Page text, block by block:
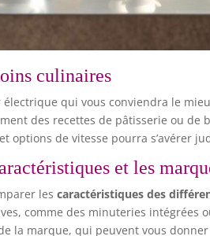
culinaires
qui vous conviendra le
des recettes de pâtisserie ou
options de vitesse pourra s’avérer
et les
lescaractéristiques des
comme des minuteries intégrées
la marque, qui peuvent vous